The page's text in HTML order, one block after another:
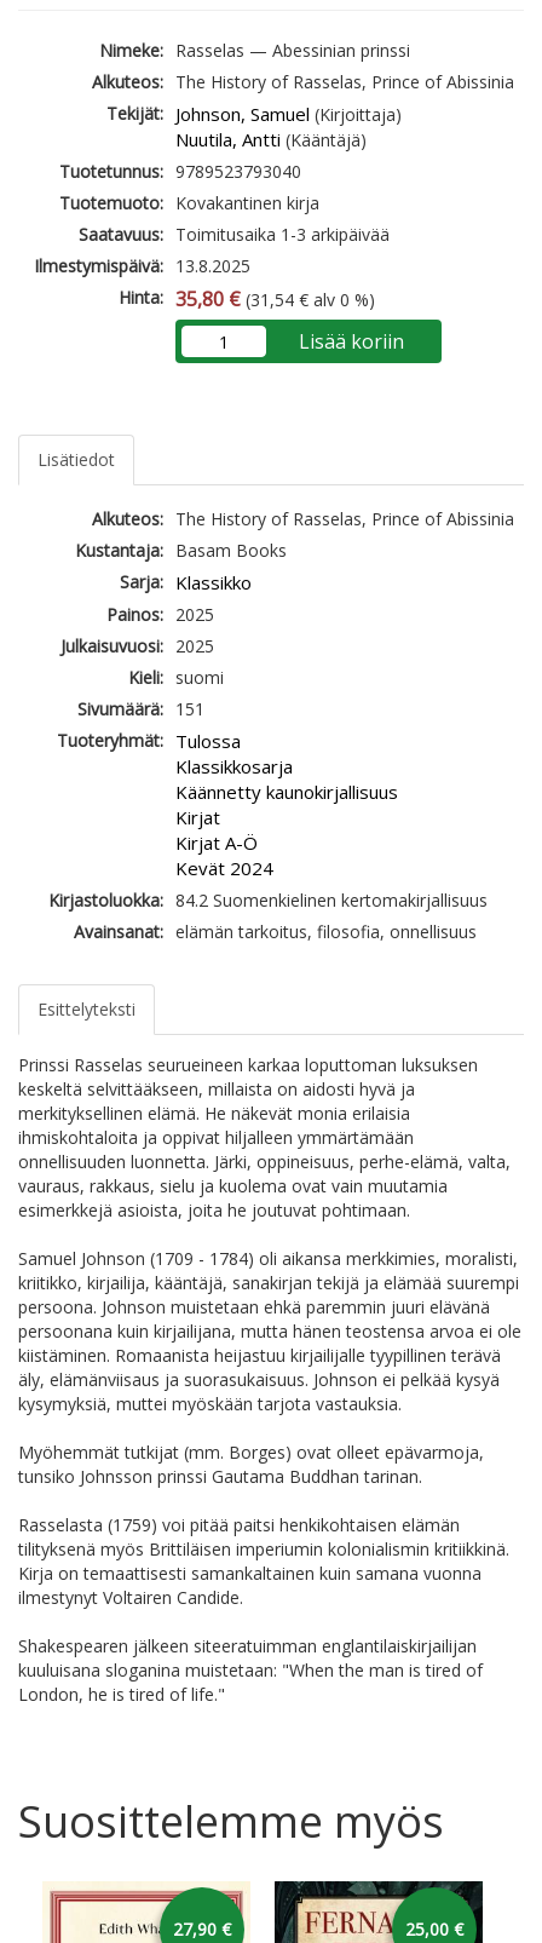
Nimeke: Rasselas — Abessinian prinssi
Alkuteos: The History of Rasselas, Prince of Abissinia
Tekijät: Johnson, Samuel (Kirjoittaja)
Nuutila, Antti (Kääntäjä)
Tuotetunnus: 9789523793040
Tuotemuoto: Kovakantinen kirja
Saatavuus: Toimitusaika 1-3 arkipäivää
Ilmestymispäivä: 13.8.2025
Hinta: 35,80 € (31,54 € alv 0 %)
Lisää koriin
Lisätiedot
Alkuteos: The History of Rasselas, Prince of Abissinia
Kustantaja: Basam Books
Sarja: Klassikko
Painos: 2025
Julkaisuvuosi: 2025
Kieli: suomi
Sivumäärä: 151
Tuoteryhmät: Tulossa
Klassikkosarja
Käännetty kaunokirjallisuus
Kirjat
Kirjat A-Ö
Kevät 2024
Kirjastoluokka: 84.2 Suomenkielinen kertomakirjallisuus
Avainsanat: elämän tarkoitus, filosofia, onnellisuus
Esittelyteksti
Prinssi Rasselas seurueineen karkaa loputtoman luksuksen
keskeltä selvittääkseen, millaista on aidosti hyvä ja
merkityksellinen elämä. He näkevät monia erilaisia
ihmiskohtaloita ja oppivat hiljalleen ymmärtämään
onnellisuuden luonnetta. Järki, oppineisuus, perhe-elämä, valta,
vauraus, rakkaus, sielu ja kuolema ovat vain muutamia
esimerkkejä asioista, joita he joutuvat pohtimaan.
Samuel Johnson (1709 - 1784) oli aikansa merkkimies, moralisti,
kriitikko, kirjailija, kääntäjä, sanakirjan tekijä ja elämää suurempi
persoona. Johnson muistetaan ehkä paremmin juuri elävänä
persoonana kuin kirjailijana, mutta hänen teostensa arvoa ei ole
kiistäminen. Romaanista heijastuu kirjailijalle tyypillinen terävä
äly, elämänviisaus ja suorasukaisuus. Johnson ei pelkää kysyä
kysymyksiä, muttei myöskään tarjota vastauksia.
Myöhemmät tutkijat (mm. Borges) ovat olleet epävarmoja,
tunsiko Johnsson prinssi Gautama Buddhan tarinan.
Rasselasta (1759) voi pitää paitsi henkikohtaisen elämän
tilityksenä myös Brittiläisen imperiumin kolonialismin kritiikkinä.
Kirja on temaattisesti samankaltainen kuin samana vuonna
ilmestynyt Voltairen Candide.
Shakespearen jälkeen siteeratuimman englantilaiskirjailijan
kuuluisana sloganina muistetaan: "When the man is tired of
London, he is tired of life."
Suosittelemme myös
27,90 € 25,00 €